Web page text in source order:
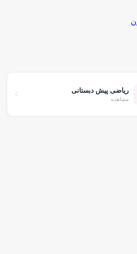
ریاضی پیش دبستانی
مشاهده